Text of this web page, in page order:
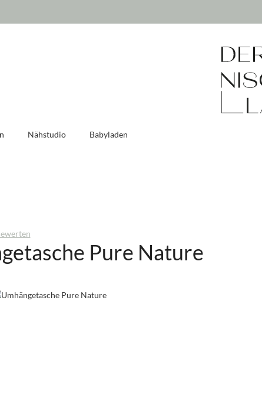
Nähstudio Babyladen
von 0 von 5 SternenPure Nature